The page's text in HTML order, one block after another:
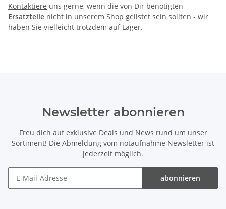
Kontaktiere uns gerne, wenn die von Dir benötigten
Ersatzteile nicht in unserem Shop gelistet sein sollten - wir
haben Sie vielleicht trotzdem auf Lager.
Newsletter abonnieren
Freu dich auf exklusive Deals und News rund um unser
Sortiment! Die Abmeldung vom notaufnahme Newsletter ist
jederzeit möglich.
abonnieren